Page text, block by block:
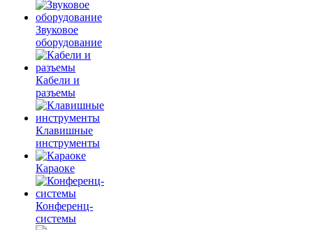
Звуковое
оборудование
Кабели и
разъемы
Клавишные
инструменты
Караоке
Конференц-
системы